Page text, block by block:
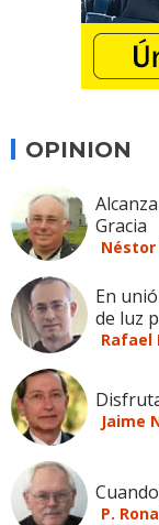
OPINION
Gracia
Néstor
En
de luz
Rafael
Jaime
P.